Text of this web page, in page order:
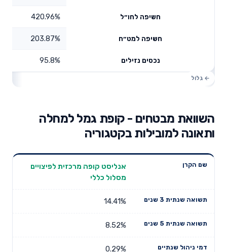
חשיפה לחו״ל 420.96%
חשיפה למט״ח 203.87%
נכסים נזילים 95.8%
השוואת מבטחים - קופת גמל למחלה
ותאונה למובילות בקטגוריה
שנתית 3
תשואה
דמי ניהול
אנליסט קופה מרכזית לפיצויים
מסלול כללי
14.41%
8.52%
0.29%